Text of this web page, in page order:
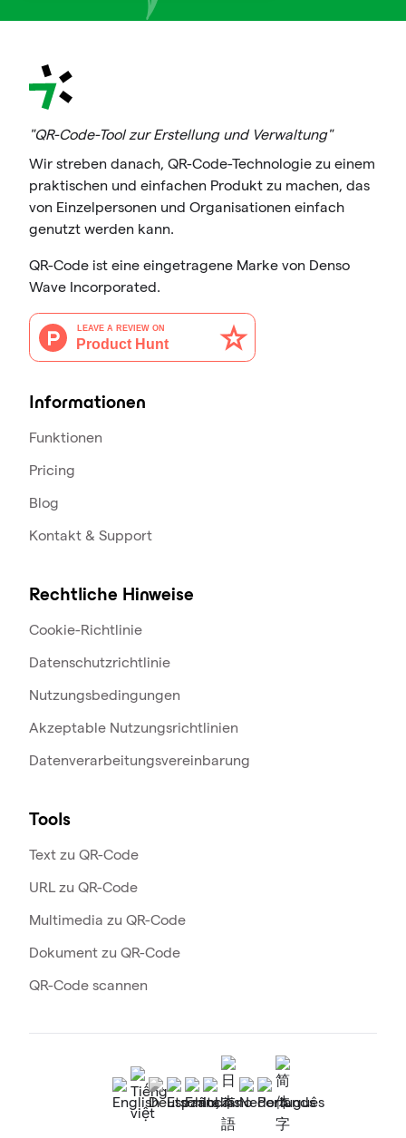
"QR-Code-Tool zur Erstellung und Verwaltung"
Wir streben danach, QR-Code-Technologie zu einem
praktischen und einfachen Produkt zu machen, das
von Einzelpersonen und Organisationen einfach
genutzt werden kann.
QR-Code ist eine eingetragene Marke von Denso
Wave Incorporated.
Informationen
Funktionen
Pricing
Blog
Kontakt & Support
Rechtliche Hinweise
Cookie-Richtlinie
Datenschutzrichtlinie
Nutzungsbedingungen
Akzeptable Nutzungsrichtlinien
Datenverarbeitungsvereinbarung
Tools
Text zu QR-Code
URL zu QR-Code
Multimedia zu QR-Code
Dokument zu QR-Code
QR-Code scannen